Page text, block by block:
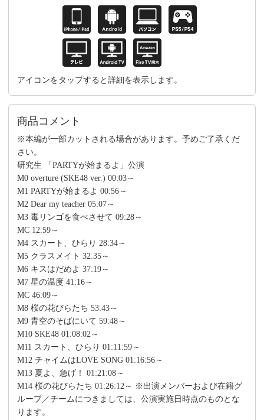
アイコンをタップすると詳細を表示します。
商品コメント
※本編が一部カットされる場合があります。予めご了承くだ
さい。
研究生 「PARTYが始まるよ」公演
M0 overture (SKE48 ver.) 00:03～
M1 PARTYが始まるよ 00:56～
M2 Dear my teacher 05:07～
M3 毒リンゴを食べさせて 09:28～
MC 12:59～
M4 スカート、ひらり 28:34～
M5 クラスメイト 32:35～
M6 キスはだめよ 37:19～
M7 星の温度 41:16～
MC 46:09～
M8 桜の花びらたち 53:43～
M9 青空のそばにいて 59:48～
M10 SKE48 01:08:02～
M11 スカート、ひらり 01:11:59～
M12 チャイムはLOVE SONG 01:16:56～
M13 夏よ、急げ！ 01:21:08～
M14 桜の花びらたち 01:26:12～ ※出演メンバーおよび在籍グ
ループ／チームにつきましては、公演実施日時点のものとな
ります。